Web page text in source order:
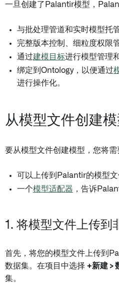
一旦创建了Palantir模型，
与批处理管道和实时模型托
完整版本控制、细粒度权限
通过建模目标进行模型管理
绑定到Ontology，以便通过
进行操作化。
从模型文件创建模
要从模型文件创建模型，您将需
可以上传到Palantir的模型
一个模型适配器 ，告诉
1. 将模型文件上传到
首先，将您的模型文件上传到
数据集。在项目中选择 +新建 >
集。